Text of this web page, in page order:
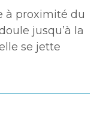
à proximité du
jusqu’à la
se jette